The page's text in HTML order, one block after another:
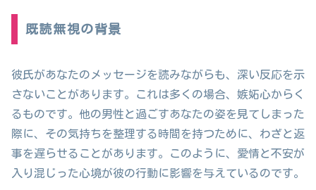
既読無視の背景
彼氏があなたのメッセージを読みながらも、深い反応を示
さないことがあります。これは多くの場合、嫉妬心からく
るものです。他の男性と過ごすあなたの姿を見てしまった
際に、その気持ちを整理する時間を持つために、わざと返
事を遅らせることがあります。このように、愛情と不安が
入り混じった心境が彼の行動に影響を与えているのです。